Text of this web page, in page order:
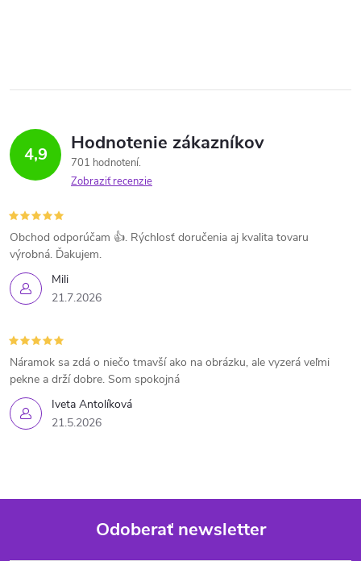
4,9 Hodnotenie zákazníkov
701 hodnotení
Zobraziť recenzie
Mili
21.7.2026
Obchod odporúčam 👍. Rýchlosť doručenia aj kvalita tovaru
výrobná. Ďakujem.
Iveta Antolíková
21.5.2026
Náramok sa zdá o niečo tmavší ako na obrázku, ale vyzerá veľmi
pekne a drží dobre. Som spokojná
Odoberať newsletter